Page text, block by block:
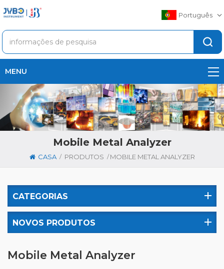
Português
MENU
Mobile Metal Analyzer
CASA / PRODUTOS / MOBILE METAL ANALYZER
CATEGORIAS
NOVOS PRODUTOS
Mobile Metal Analyzer